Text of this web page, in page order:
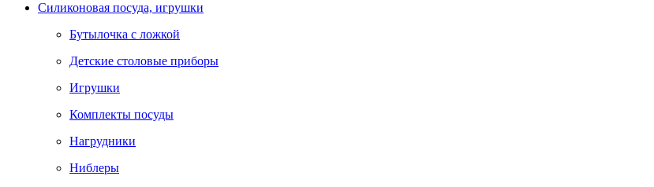
Силиконовая посуда, игрушки
Бутылочка с ложкой
Детские столовые приборы
Игрушки
Комплекты посуды
Нагрудники
Ниблеры